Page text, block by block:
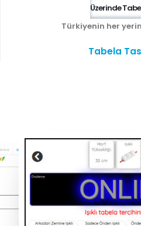
Üzerinde
Türkiyenin her
Tabela